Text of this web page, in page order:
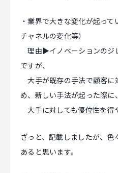
・業界で大きな変化が起っ
チャネルの変化等）
理由▶イノベーションのジ
ですが、
大手が既存の手法で顧客に
め、新しい手法が起った際に、
大手に対しても優位性を得
ざっと、記載しましたが、
あると思います。